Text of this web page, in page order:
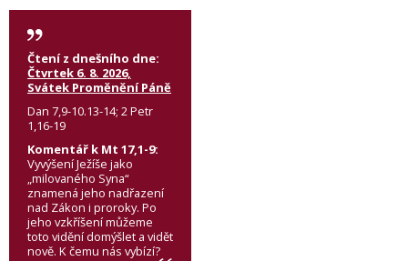
Čtení z dnešního dne:
Čtvrtek 6. 8. 2026,
Svátek Proměnění Páně
Dan 7,9-10.13-14; 2 Petr
1,16-19
Komentář k Mt 17,1-9:
Vyvýšení Ježíše jako
„milovaného Syna“
znamená jeho nadřazení
nad Zákon i proroky. Po
jeho vzkříšení můžeme
toto vidění domýšlet a vidět
nově. K čemu nás vybízí?